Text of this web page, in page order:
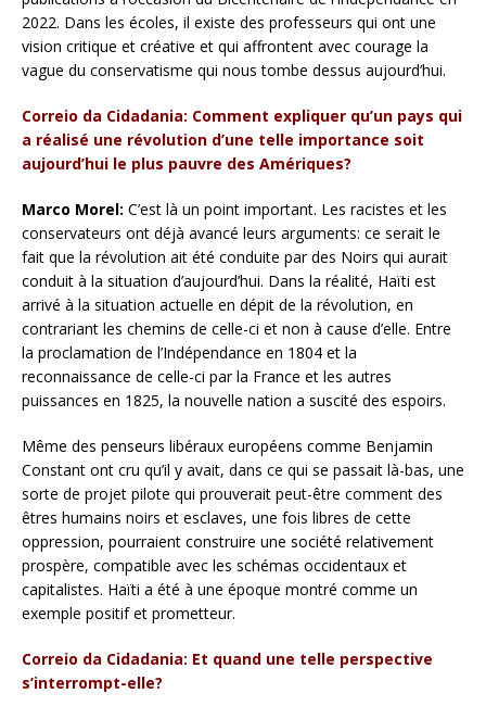
2022. Dans les écoles, il existe des professeurs qui ont une
vision critique et créative et qui affrontent avec courage la
vague du conservatisme qui nous tombe dessus aujourd’hui.
Correio da Cidadania: Comment expliquer qu’un pays qui
a réalisé une révolution d’une telle importance soit
aujourd’hui le plus pauvre des Amériques?
Marco Morel: C’est là un point important. Les racistes et les
conservateurs ont déjà avancé leurs arguments: ce serait le
fait que la révolution ait été conduite par des Noirs qui aurait
conduit à la situation d’aujourd’hui. Dans la réalité, Haïti est
arrivé à la situation actuelle en dépit de la révolution, en
contrariant les chemins de celle-ci et non à cause d’elle. Entre
la proclamation de l’Indépendance en 1804 et la
reconnaissance de celle-ci par la France et les autres
puissances en 1825, la nouvelle nation a suscité des espoirs.
Même des penseurs libéraux européens comme Benjamin
Constant ont cru qu’il y avait, dans ce qui se passait là-bas, une
sorte de projet pilote qui prouverait peut-être comment des
êtres humains noirs et esclaves, une fois libres de cette
oppression, pourraient construire une société relativement
prospère, compatible avec les schémas occidentaux et
capitalistes. Haïti a été à une époque montré comme un
exemple positif et prometteur.
Correio da Cidadania: Et quand une telle perspective
s’interrompt-elle?